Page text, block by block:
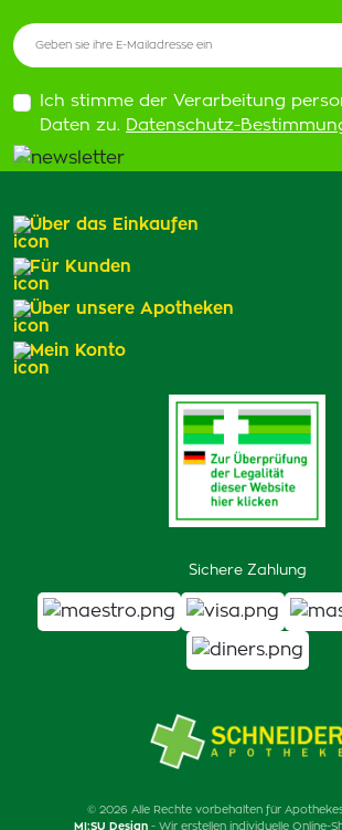
Ich stimme der Verarbeitung
Daten zu. Datenschutz-
Sichere Zahlung
Über das Einkaufen
Für Kunden
Über unsere Apotheken
Mein Konto
© 2026 Alle Rechte vorbehalten für
MI:SU Design - Wir erstellen individuelle Online-